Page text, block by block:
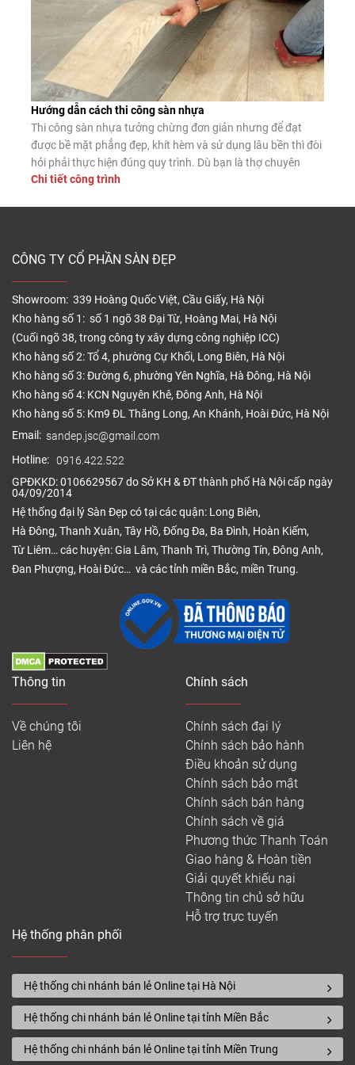
Hướng dẫn cách thi công sàn nhựa
Thi công sàn nhựa tưởng chừng đơn giản nhưng để đạt
được bề mặt phẳng đẹp, khít hèm và sử dụng lâu bền thì đòi
hỏi phải thực hiện đúng quy trình. Dù bạn là thợ chuyên
nghiệp hay tự lát tại nhà, nắm vững các bước lắp đặt chuẩn
Chi tiết công trình
CÔNG TY CỔ PHẦN SÀN ĐẸP
Showroom: 339 Hoàng Quốc Việt, Cầu Giấy, Hà Nội
Kho hàng số 1: số 1 ngõ 38 Đại Từ, Hoàng Mai, Hà Nội
(Cuối ngõ 38, trong công ty xây dựng công nghiệp ICC)
Kho hàng số 2: Tổ 4, phường Cự Khối, Long Biên, Hà Nội
Kho hàng số 3: Đường 6, phường Yên Nghĩa, Hà Đông, Hà Nội
Kho hàng số 4: KCN Nguyên Khê, Đông Anh, Hà Nội
Kho hàng số 5: Km9 ĐL Thăng Long, An Khánh, Hoài Đức, Hà Nội
Email: sandep.jsc@gmail.com
Hotline: 0916.422.522
GPĐKKD: 0106629567 do Sở KH & ĐT thành phố Hà Nội cấp ngày
04/09/2014
Hệ thống đại lý Sàn Đẹp có tại các quận: Long Biên,
Hà Đông, Thanh Xuân, Tây Hồ, Đống Đa, Ba Đình, Hoàn Kiếm,
Từ Liêm… các huyện: Gia Lâm, Thanh Trì, Thường Tín, Đông Anh,
Đan Phượng, Hoài Đức… và các tỉnh miền Bắc, miền Trung.
Thông tin
Về chúng tôi
Liên hệ
Chính sách
Chính sách đại lý
Chính sách bảo hành
Điều khoản sử dụng
Chính sách bảo mật
Chính sách bán hàng
Chính sách về giá
Phương thức Thanh Toán
Giao hàng & Hoàn tiền
Giải quyết khiếu nại
Thông tin chủ sở hữu
Hỗ trợ trực tuyến
Hệ thống phân phối
Hệ thống chi nhánh bán lẻ Online tại Hà Nội
Hệ thống chi nhánh bán lẻ Online tại tỉnh Miền Bắc
Hệ thống chi nhánh bán lẻ Online tại tỉnh Miền Trung